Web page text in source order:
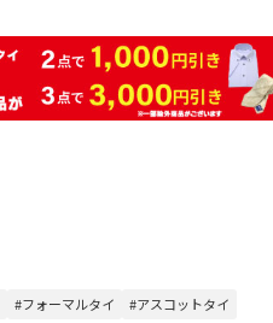
#フォーマルタイ
#アスコットタイ